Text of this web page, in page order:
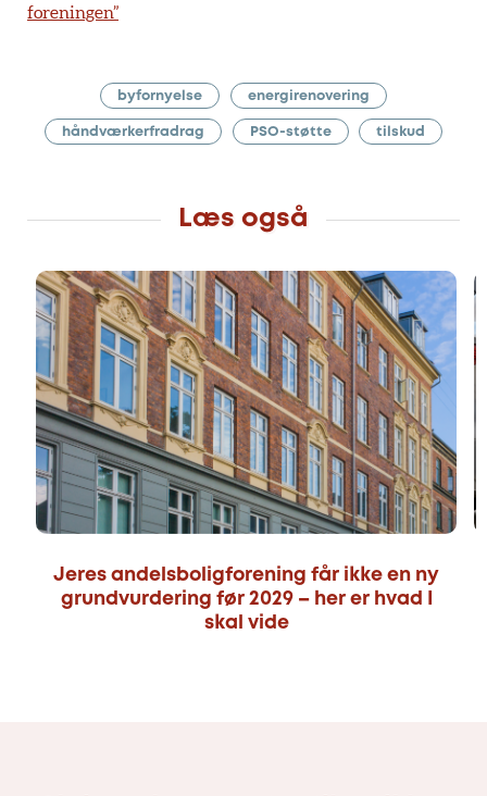
foreningen”
byfornyelse energirenovering
håndværkerfradrag PSO-støtte tilskud
Læs også
Jeres andelsboligforening får ikke en ny
grundvurdering før 2029 – her er hvad I
skal vide